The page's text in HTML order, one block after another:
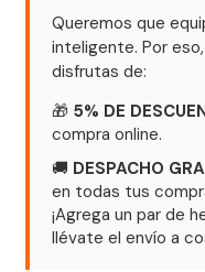
Queremos que
inteligente. Por
disfrutas de:
🎁 5% DE
compra online.
🚚 DESPACHO
en todas tus
¡Agrega un par de
llévate el envío a